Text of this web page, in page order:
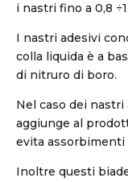
i nastri fino a 0,8
I nastri adesivi
colla liquida è a
di nitruro di boro.
Nel caso dei
aggiunge al
evita assorbimenti
Inoltre questi